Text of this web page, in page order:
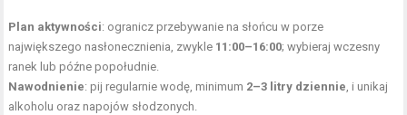
Plan aktywności: ogranicz przebywanie na słońcu w porze
największego nasłonecznienia, zwykle 11:00–16:00; wybieraj wczesny
ranek lub późne popołudnie.
Nawodnienie: pij regularnie wodę, minimum 2–3 litry dziennie , i unikaj
alkoholu oraz napojów słodzonych.